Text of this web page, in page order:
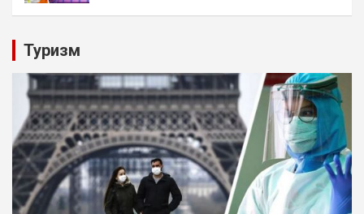
Туризм